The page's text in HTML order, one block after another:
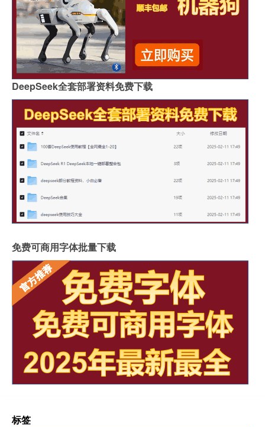
DeepSeek全套部署资料免费下载
免费可商用字体批量下载
标签